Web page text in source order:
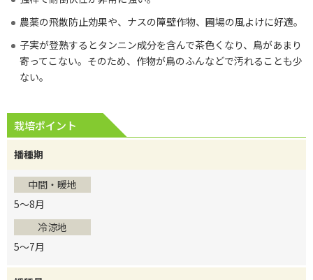
農薬の飛散防止効果や、ナスの障壁作物、圃場の風よけに好適。
子実が登熟するとタンニン成分を含んで茶色くなり、鳥があまり
寄ってこない。そのため、作物が鳥のふんなどで汚れることも少
ない。
栽培ポイント
播種期
中間・暖地
5～8月
冷涼地
5～7月